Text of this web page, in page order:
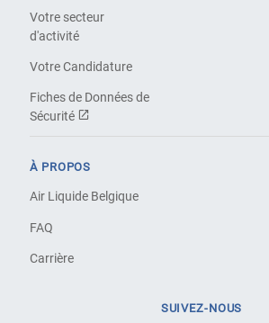
Votre secteur
d'activité
Votre Candidature
Fiches de Données de
Sécurité
À PROPOS
Air Liquide Belgique
FAQ
Carrière
SUIVEZ-NOUS